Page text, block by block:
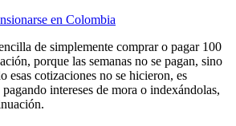
en Colombia
de simplemente comprar o pagar 100
porque las semanas no se pagan, sino
esas cotizaciones no se hicieron, es
intereses de mora o indexándolas,